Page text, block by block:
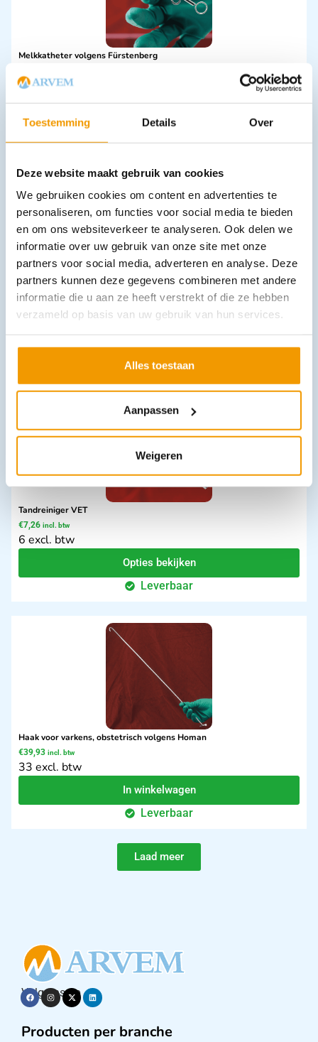
Toestemming Details Over
Deze website maakt gebruik van cookies
We gebruiken cookies om content en advertenties te
personaliseren, om functies voor social media te bieden
en om ons websiteverkeer te analyseren. Ook delen we
informatie over uw gebruik van onze site met onze
partners voor social media, adverteren en analyse. Deze
partners kunnen deze gegevens combineren met andere
informatie die u aan ze heeft verstrekt of die ze hebben
verzameld op basis van uw gebruik van hun services.
Alles toestaan
Aanpassen
Weigeren
Melkkatheter volgens Fürstenberg
1.83 excl. btw
Verlostang voor honden - volgens Deens model
€67,76 incl. btw
56 excl. btw
In winkelwagen
Leverbaar
Tandreiniger VET
€7,26 incl. btw
6 excl. btw
Opties bekijken
Leverbaar
Haak voor varkens, obstetrisch volgens Homan
€39,93 incl. btw
33 excl. btw
In winkelwagen
Leverbaar
Laad meer
Volg ons op
Producten per branche